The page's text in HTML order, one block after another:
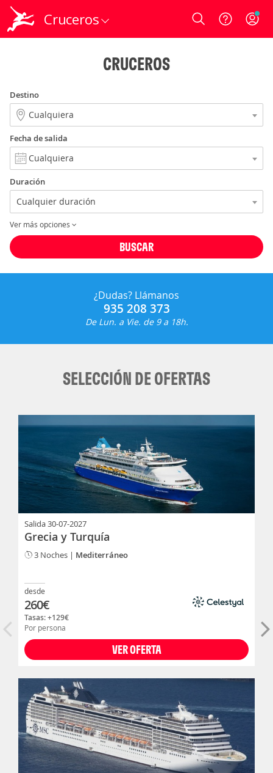
Cruceros Login
CRUCEROS
Destino
Fecha de salida
Duración
Ver más opciones
BUSCAR
¿Dudas? Llámanos
935 208 373
De Lun. a Vie. de 9 a 18h.
SELECCIÓN DE OFERTAS
Salida30-07-2027
Grecia y Turquía
3 Noches | Mediterráneo
desde
260€
Tasas: +129€
Por persona
VER OFERTA